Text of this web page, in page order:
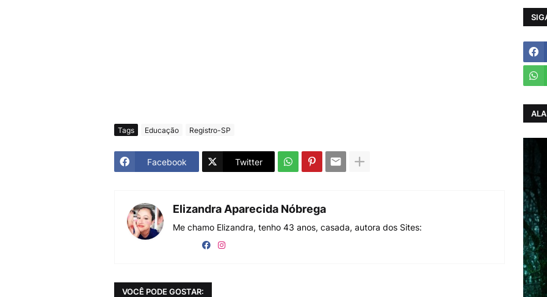
Tags Educação Registro-SP
Facebook Twitter
Elizandra Aparecida Nóbrega
Me chamo Elizandra, tenho 43 anos, casada, autora dos Sites:
VOCÊ PODE GOSTAR: